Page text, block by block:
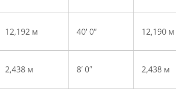
12,192 м 40′ 0″ 12,190 м
2,438 м 8′ 0″ 2,438 м